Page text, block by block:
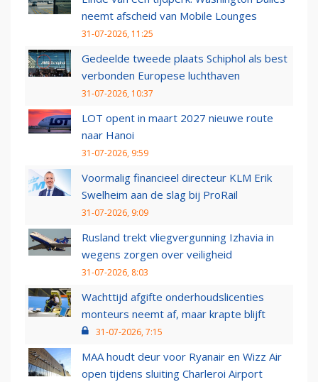
neemt afscheid van Mobile Lounges
31-07-2026, 11:25
Gedeelde tweede plaats Schiphol als best
verbonden Europese luchthaven
31-07-2026, 10:37
LOT opent in maart 2027 nieuwe route
naar Hanoi
31-07-2026, 9:59
Voormalig financieel directeur KLM Erik
Swelheim aan de slag bij ProRail
31-07-2026, 9:09
Rusland trekt vliegvergunning Izhavia in
wegens zorgen over veiligheid
31-07-2026, 8:03
Wachttijd afgifte onderhoudslicenties
monteurs neemt af, maar krapte blijft
31-07-2026, 7:15
MAA houdt deur voor Ryanair en Wizz Air
open tijdens sluiting Charleroi Airport